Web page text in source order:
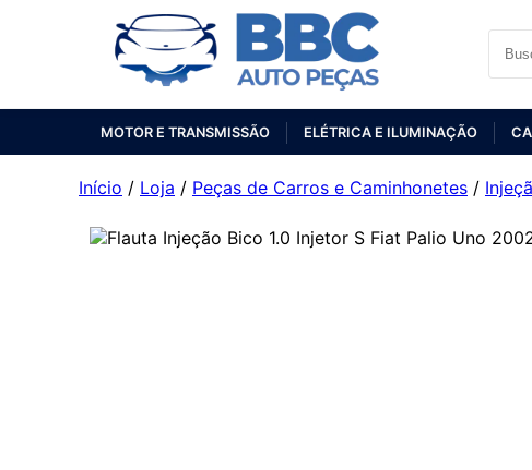
MOTOR E TRANSMISSÃO ELÉTRICA E ILUMINAÇÃO
Início / Loja / Peças de Carros e Caminhonetes /